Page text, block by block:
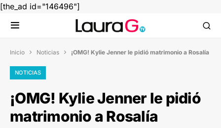
[the_ad id="146496"]
Inicio  Noticias  ¡OMG! Kylie Jenner le pidió matrimonio a Rosalía
NOTICIAS
¡OMG! Kylie Jenner le pidió
matrimonio a Rosalía